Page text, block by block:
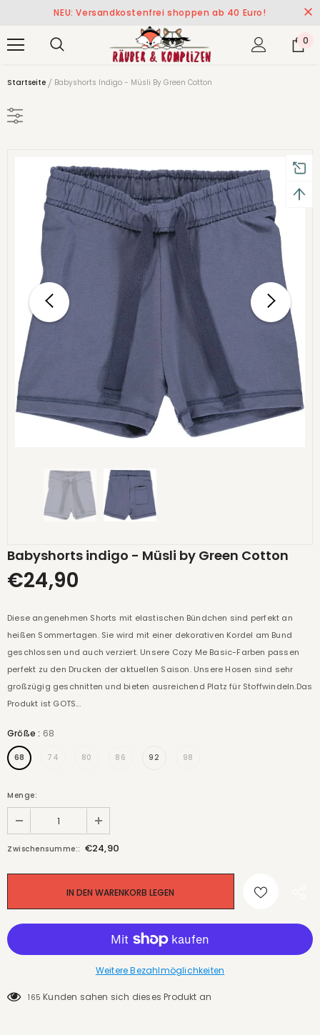
NEU: Versandkostenfrei shoppen ab 40 Euro!
0
Startseite Babyshorts Indigo - Müsli By Green Cotton
Babyshorts indigo - Müsli by Green Cotton
€24,90
Diese angenehmen Shorts mit elastischen Bündchen sind perfekt an
heißen Sommertagen. Sie wird mit einer dekorativen Kordel am Bund
geschlossen und auch verziert. Unsere Cozy Me Basic-Farben passen
perfekt zu den Drucken der aktuellen Saison. Unsere Hosen sind sehr
großzügig geschnitten und bieten ausreichend Platz für Stoffwindeln.Das
Produkt ist GOTS...
Größe: 68
68 74 80 86 92 98
Menge:
Zwischensumme:: €24,90
Weitere Bezahlmöglichkeiten
165 Kunden sahen sich dieses Produkt an